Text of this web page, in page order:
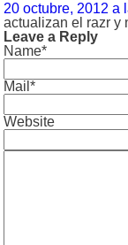
20 octubre, 2012 a
actualizan el razr y
Leave a Reply
Name*
Mail*
Website